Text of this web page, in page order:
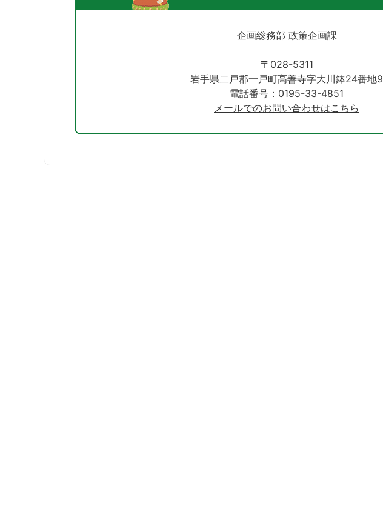
企画総務部 政策企画課
〒028-5311
岩手県二戸郡一戸町高善寺字大川鉢24番地9
電話番号：0195-33-4851
メールでのお問い合わせはこちら